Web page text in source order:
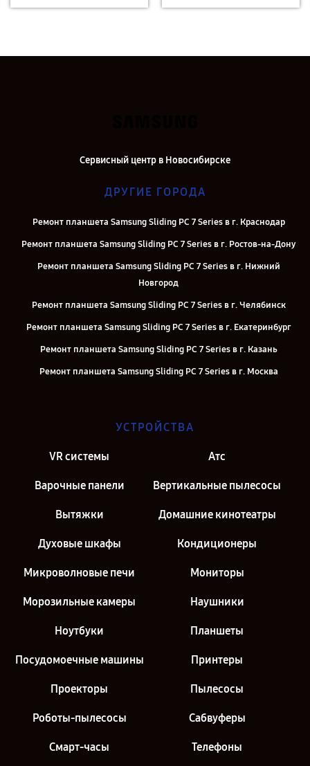
Сервисный центр в Новосибирске
ДРУГИЕ ГОРОДА
Ремонт планшета Samsung Sliding PC 7 Series в г. Краснодар
Ремонт планшета Samsung Sliding PC 7 Series в г. Ростов-на-Дону
Ремонт планшета Samsung Sliding PC 7 Series в г. Нижний
Новгород
Ремонт планшета Samsung Sliding PC 7 Series в г. Челябинск
Ремонт планшета Samsung Sliding PC 7 Series в г. Екатеринбург
Ремонт планшета Samsung Sliding PC 7 Series в г. Казань
Ремонт планшета Samsung Sliding PC 7 Series в г. Москва
УСТРОЙСТВА
VR системы Атс
Варочные панели Вертикальные пылесосы
Вытяжки Домашние кинотеатры
Духовые шкафы Кондиционеры
Микроволновые печи Мониторы
Морозильные камеры Наушники
Ноутбуки Планшеты
Посудомоечные машины Принтеры
Проекторы Пылесосы
Роботы-пылесосы Сабвуферы
Смарт-часы Телефоны